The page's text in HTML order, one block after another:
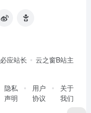
必应站长
云之窗B站主
隐私
声明
用户
协议
关于
我们